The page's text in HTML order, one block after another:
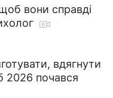
вони справді
вдягнути
2026 почався